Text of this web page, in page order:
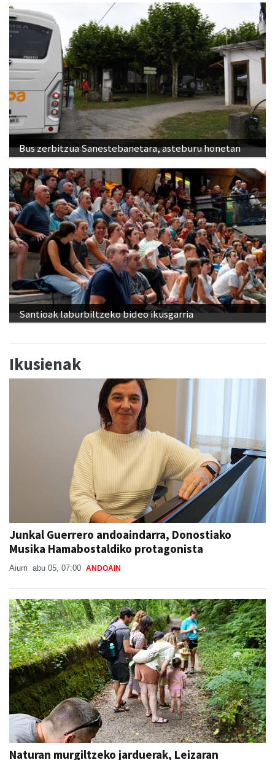
Bus zerbitzua Sanestebanetara, asteburu honetan
Santioak laburbiltzeko bideo ikusgarria
Ikusienak
Junkal Guerrero andoaindarra, Donostiako
Musika Hamabostaldiko protagonista
Aiurri abu 05, 07:00 ANDOAIN
Naturan murgiltzeko jarduerak, Leizaran